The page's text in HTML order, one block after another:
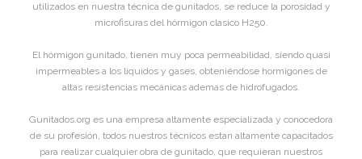
utilizados en nuestra técnica de gunitados, se reduce la porosidad y
microfisuras del hórmigon clasico H250.
El hórmigon gunitado, tienen muy poca permeabilidad, siendo quasi
impermeables a los líquidos y gases, obteniéndose hormigones de
altas resistencias mecánicas ademas de hidrofugados.
Gunitados.org es una empresa altamente especializada y conocedora
de su profesión, todos nuestros técnicos estan altamente capacitados
para realizar cualquier obra de gunitado, que requieran nuestros